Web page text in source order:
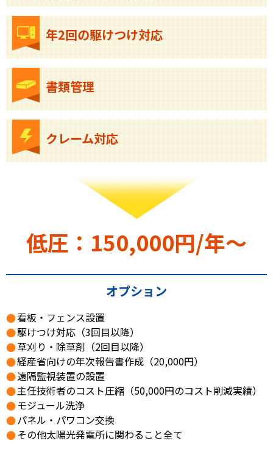
年2回の駆けつけ対応
書類管理
クレーム対応
低圧：150,000円/年〜
オプション
看板・フェンス設置
駆けつけ対応（3回目以降）
草刈り・除草剤（2回目以降）
経産省向けの年次報告書作成（20,000円）
遠隔監視装置の設置
主任技術者のコスト圧縮（50,000円のコスト削減実績）
モジュール洗浄
パネル・パワコン交換
その他太陽光発電所に関わること全て